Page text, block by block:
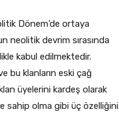
Dönem’de ortaya
neolitik devrim sırasında
kabul edilmektedir.
bu klanların eski çağ
üyelerini kardeş olarak
sahip olma gibi üç özelliğini